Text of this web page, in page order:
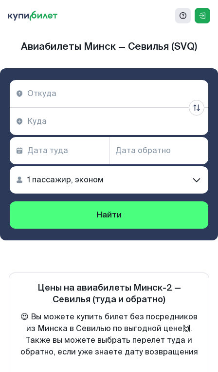
Авиабилеты Минск — Севилья (SVQ)
Найти
Цены на авиабилеты Минск-2 —
Севилья (туда и обратно)
😍 Вы можете купить билет без посредников
из Минска в Севилью по выгодной цене🙌.
Также вы можете выбрать перелет туда и
обратно, если уже знаете дату возвращения